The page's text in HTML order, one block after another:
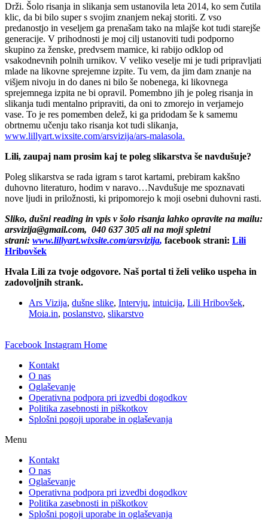
Drži. Šolo risanja in slikanja sem ustanovila leta 2014, ko sem čutila
klic, da bi bilo super s svojim znanjem nekaj storiti. Z vso
predanostjo in veseljem ga prenašam tako na mlajše kot tudi starejše
generacije. V prihodnosti je moj cilj ustanoviti tudi podporno
skupino za ženske, predvsem mamice, ki rabijo odklop od
vsakodnevnih polnih urnikov. V veliko veselje mi je tudi pripravljati
mlade na likovne sprejemne izpite. Tu vem, da jim dam znanje na
višjem nivoju in do danes ni bilo še nobenega, ki likovnega
sprejemnega izpita ne bi opravil. Pomembno jih je poleg risanja in
slikanja tudi mentalno pripraviti, da oni to zmorejo in verjamejo
vase. To je res pomemben delež, ki ga pridodam še k samemu
obrtnemu učenju tako risanja kot tudi slikanja,
www.lillyart.wixsite.com/arsvizija/ars-malasola.
Lili, zaupaj nam prosim kaj te poleg slikarstva še navdušuje?
Poleg slikarstva se rada igram s tarot kartami, prebiram kakšno
duhovno literaturo, hodim v naravo…Navdušuje me spoznavati
nove ljudi in priložnosti, ki pripomorejo k moji osebni duhovni rasti.
Sliko, dušni reading in vpis v šolo risanja lahko opravite na mailu:
arsvizija@gmail.com, 040 637 305 ali na moji spletni
strani: www.lillyart.wixsite.com/arsvizija, facebook strani: Lili
Hribovšek
Hvala Lili za tvoje odgovore. Naš portal ti želi veliko uspeha in
zadovoljnih strank.
Ars Vizija, dušne slike, Intervju, intuicija, Lili Hribovšek,
Moia.in, poslanstvo, slikarstvo
Facebook Instagram Home
Kontakt
O nas
Oglaševanje
Operativna podpora pri izvedbi dogodkov
Politika zasebnosti in piškotkov
Splošni pogoji uporabe in oglaševanja
Menu
Kontakt
O nas
Oglaševanje
Operativna podpora pri izvedbi dogodkov
Politika zasebnosti in piškotkov
Splošni pogoji uporabe in oglaševanja